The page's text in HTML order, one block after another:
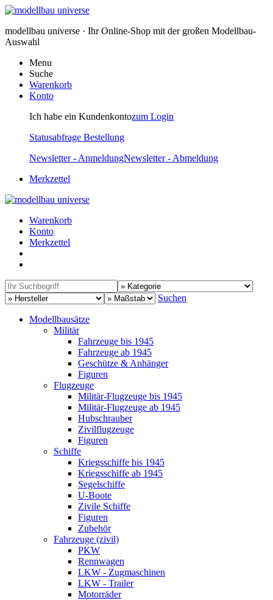
modellbau universe · Ihr Online-Shop mit der großen Modellbau-
Auswahl
Menu
Suche
Warenkorb
Konto
Ich habe ein Kundenkontozum Login
Statusabfrage Bestellung
Newsletter - AnmeldungNewsletter - Abmeldung
Merkzettel
Warenkorb
Konto
Merkzettel
Suchen
Modellbausätze
Militär
Fahrzeuge bis 1945
Fahrzeuge ab 1945
Geschütze & Anhänger
Figuren
Flugzeuge
Militär-Flugzeuge bis 1945
Militär-Flugzeuge ab 1945
Hubschrauber
Zivilflugzeuge
Figuren
Schiffe
Kriegsschiffe bis 1945
Kriegsschiffe ab 1945
Segelschiffe
U-Boote
Zivile Schiffe
Figuren
Zubehör
Fahrzeuge (zivil)
PKW
Rennwagen
LKW - Zugmaschinen
LKW - Trailer
Motorräder